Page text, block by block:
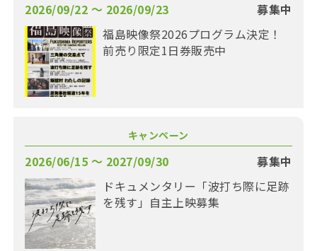
2026/09/22 〜 2026/09/23
募集中
福島映像祭2026プログラム決定！
前売り限定1日券販売中
キャンペーン
2026/06/15 〜 2027/09/30
募集中
ドキュメンタリー「波打ち際に足跡
を残す」自主上映募集